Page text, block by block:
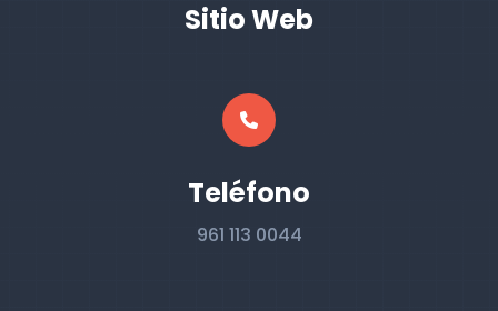
Sitio Web
Teléfono
961 113 0044